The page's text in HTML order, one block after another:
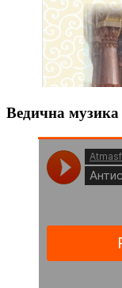
Ведична музика